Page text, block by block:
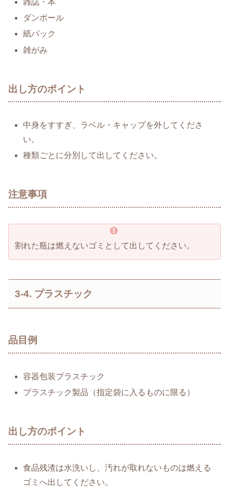
雑誌・本
ダンボール
紙パック
雑がみ
出し方のポイント
中身をすすぎ、ラベル・キャップを外してくださ
い。
種類ごとに分別して出してください。
注意事項
割れた瓶は燃えないゴミとして出してください。
3-4. プラスチック
品目例
容器包装プラスチック
プラスチック製品（指定袋に入るものに限る）
出し方のポイント
食品残渣は水洗いし、汚れが取れないものは燃える
ゴミへ出してください。